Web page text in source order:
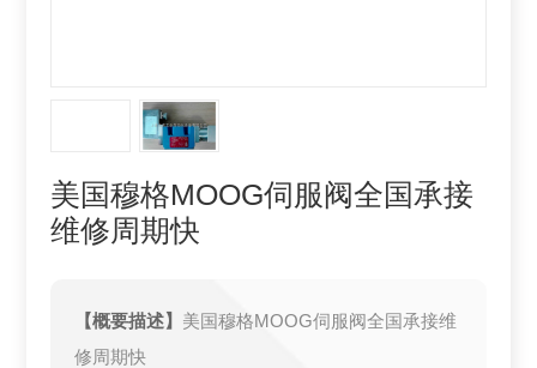
美国穆格MOOG伺服阀全国承接
维修周期快
【概要描述】 美国穆格MOOG伺服阀全国承接维
修周期快